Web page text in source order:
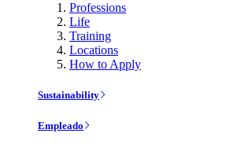
Professions
Life
Training
Locations
How to Apply
Sustainability
Empleado